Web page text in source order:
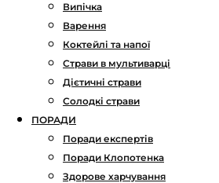
Випічка
Варення
Коктейлі та напої
Страви в мультиварці
Дієтичні страви
Солодкі страви
ПОРАДИ
Поради експертів
Поради Клопотенка
Здорове харчування